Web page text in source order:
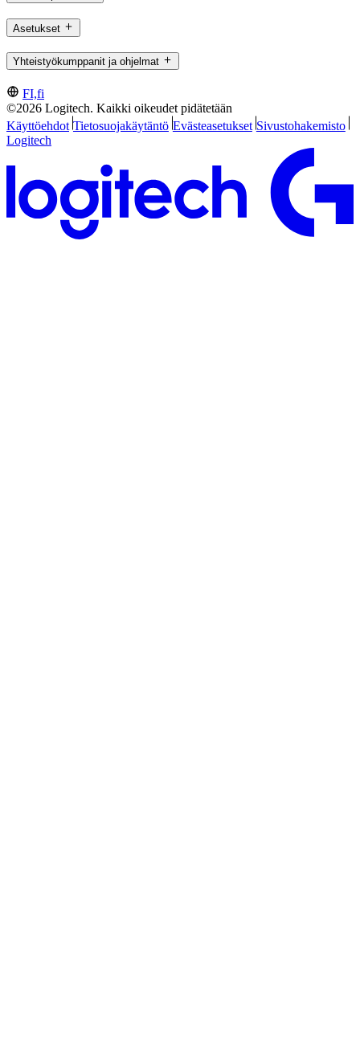
Asetukset
Yhteistyökumppanit ja ohjelmat
FI,fi
©2026 Logitech. Kaikki oikeudet pidätetään
Käyttöehdot Tietosuojakäytäntö Evästeasetukset Sivustohakemisto
Logitech